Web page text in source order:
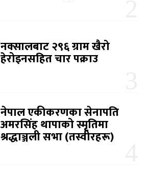
नक्सालबाट २९६ ग्राम खैरो
हेरोइनसहित चार पक्राउ
नेपाल एकीकरणका सेनापति
अमरसिंह थापाको स्मृतिमा
श्रद्धाञ्जली सभा (तस्वीरहरू)